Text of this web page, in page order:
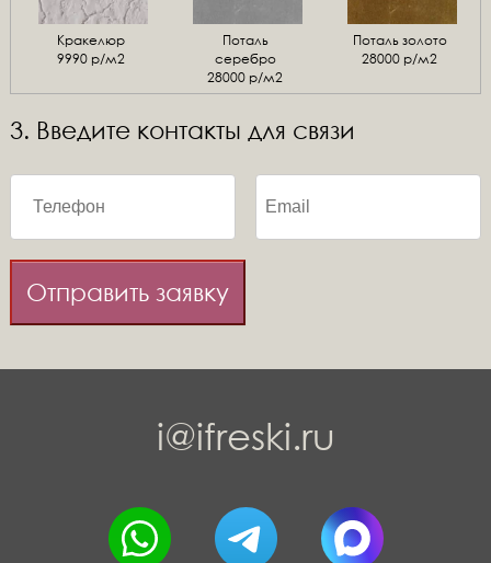
Кракелюр
9990 р/м2
Поталь
серебро
28000 р/м2
Поталь золото
28000 р/м2
3. Введите контакты для связи
Отправить заявку
i@ifreski.ru